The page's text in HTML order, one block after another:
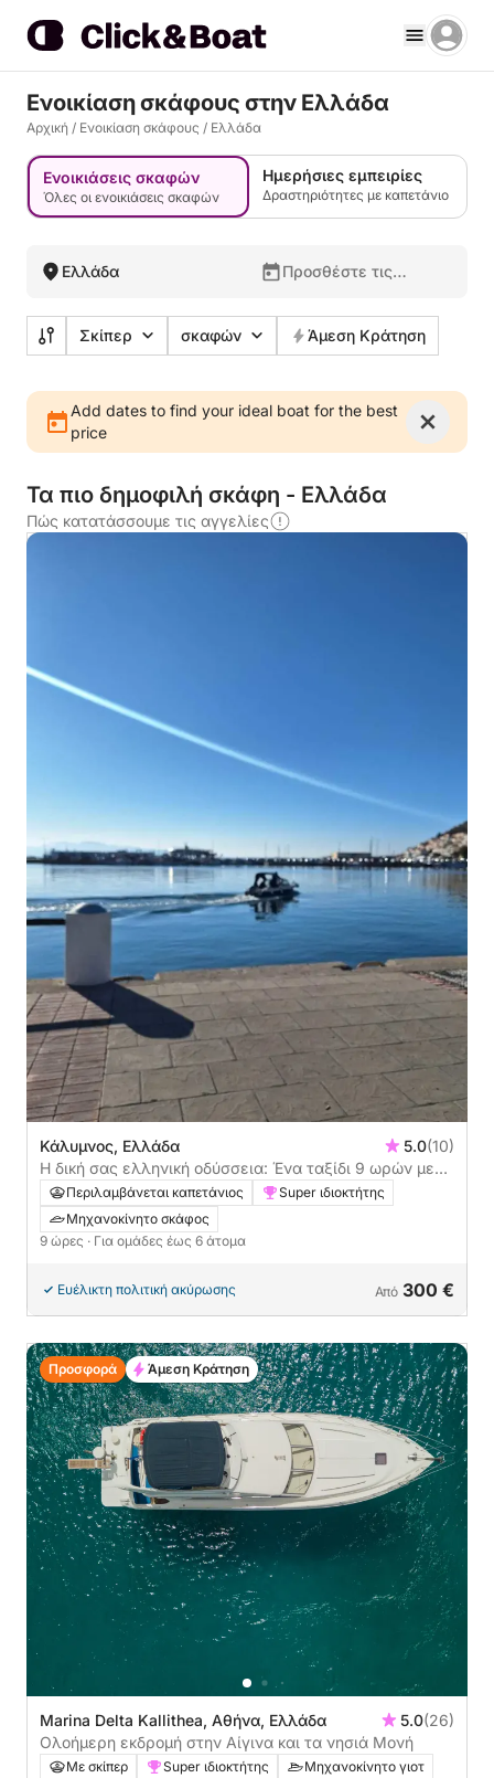
Ενοικίαση σκάφους στην Ελλάδα
Αρχική / Ενοικίαση σκάφους / Ελλάδα
Ενοικιάσεις σκαφών
Όλες οι ενοικιάσεις σκαφών
Ημερήσιες εμπειρίες
Δραστηριότητες με καπετάνιο
Ελλάδα
Προσθέστε τις
Σκίπερ σκαφών Άμεση Κράτηση
Add dates to find your ideal boat for the best
price
Τα πιο δημοφιλή σκάφη - Ελλάδα
Πώς κατατάσσουμε τις αγγελίες
Κάλυμνος, Ελλάδα 5.0(10)
Η δική σας ελληνική οδύσσεια: Ένα ταξίδι 9 ωρών με
μηχανοκίνητο σκάφος
Περιλαμβάνεται καπετάνιος
Super ιδιοκτήτης
Μηχανοκίνητο σκάφος
9 ώρες · Για ομάδες έως 6 άτομα
Ευέλικτη πολιτική ακύρωσης Από 300 €
Marina Delta Kallithea, Αθήνα, Ελλάδα 5.0(26)
Ολοήμερη εκδρομή στην Αίγινα και τα νησιά Μονή
Με σκίπερ Super ιδιοκτήτης
Μηχανοκίνητο γιοτ
Προσφορά Άμεση Κράτηση